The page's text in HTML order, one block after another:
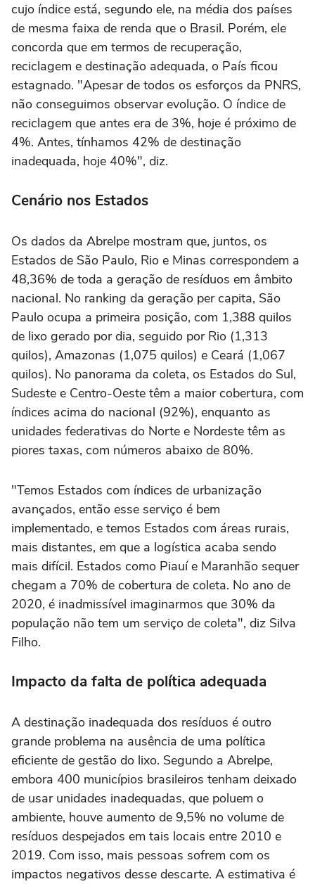
cujo índice está, segundo ele, na média dos países
de mesma faixa de renda que o Brasil. Porém, ele
concorda que em termos de recuperação,
reciclagem e destinação adequada, o País ficou
estagnado. "Apesar de todos os esforços da PNRS,
não conseguimos observar evolução. O índice de
reciclagem que antes era de 3%, hoje é próximo de
4%. Antes, tínhamos 42% de destinação
inadequada, hoje 40%", diz.
Cenário nos Estados
Os dados da Abrelpe mostram que, juntos, os
Estados de São Paulo, Rio e Minas correspondem a
48,36% de toda a geração de resíduos em âmbito
nacional. No ranking da geração per capita, São
Paulo ocupa a primeira posição, com 1,388 quilos
de lixo gerado por dia, seguido por Rio (1,313
quilos), Amazonas (1,075 quilos) e Ceará (1,067
quilos). No panorama da coleta, os Estados do Sul,
Sudeste e Centro-Oeste têm a maior cobertura, com
índices acima do nacional (92%), enquanto as
unidades federativas do Norte e Nordeste têm as
piores taxas, com números abaixo de 80%.
"Temos Estados com índices de urbanização
avançados, então esse serviço é bem
implementado, e temos Estados com áreas rurais,
mais distantes, em que a logística acaba sendo
mais difícil. Estados como Piauí e Maranhão sequer
chegam a 70% de cobertura de coleta. No ano de
2020, é inadmissível imaginarmos que 30% da
população não tem um serviço de coleta", diz Silva
Filho.
Impacto da falta de política adequada
A destinação inadequada dos resíduos é outro
grande problema na ausência de uma política
eficiente de gestão do lixo. Segundo a Abrelpe,
embora 400 municípios brasileiros tenham deixado
de usar unidades inadequadas, que poluem o
ambiente, houve aumento de 9,5% no volume de
resíduos despejados em tais locais entre 2010 e
2019. Com isso, mais pessoas sofrem com os
impactos negativos desse descarte. A estimativa é